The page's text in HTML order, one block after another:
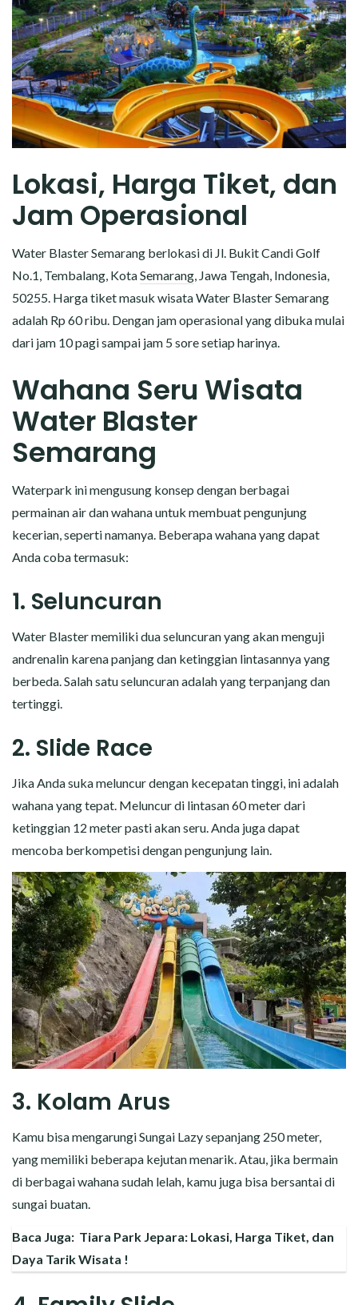
Lokasi, Harga Tiket, dan
Jam Operasional
Water Blaster Semarang berlokasi di Jl. Bukit Candi Golf
No.1, Tembalang, KotaSemarang , Jawa Tengah, Indonesia,
50255. Harga tiket masuk wisata Water Blaster Semarang
adalah Rp 60 ribu. Dengan jam operasional yang dibuka mulai
dari jam 10 pagi sampai jam 5 sore setiap harinya.
Wahana Seru Wisata
Water Blaster
Semarang
Waterpark ini mengusung konsep dengan berbagai
permainan air dan wahana untuk membuat pengunjung
kecerian, seperti namanya. Beberapa wahana yang dapat
Anda coba termasuk:
1. Seluncuran
Water Blaster memiliki dua seluncuran yang akan menguji
andrenalin karena panjang dan ketinggian lintasannya yang
berbeda. Salah satu seluncuran adalah yang terpanjang dan
tertinggi.
2. Slide Race
Jika Anda suka meluncur dengan kecepatan tinggi, ini adalah
wahana yang tepat. Meluncur di lintasan 60 meter dari
ketinggian 12 meter pasti akan seru. Anda juga dapat
mencoba berkompetisi dengan pengunjung lain.
3. Kolam Arus
Kamu bisa mengarungi Sungai Lazy sepanjang 250 meter,
yang memiliki beberapa kejutan menarik. Atau, jika bermain
di berbagai wahana sudah lelah, kamu juga bisa bersantai di
sungai buatan.
Baca Juga: Tiara Park Jepara: Lokasi, Harga Tiket, dan
Daya Tarik Wisata !